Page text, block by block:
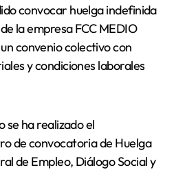
convocar huelga indefinida
la empresa FCC MEDIO
convenio colectivo con
y condiciones laborales
se ha realizado el
de convocatoria de Huelga
de Empleo, Diálogo Social y